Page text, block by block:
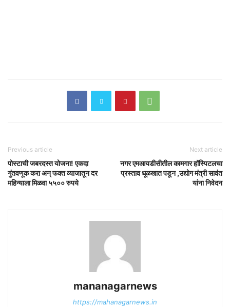
Previous article
पोस्टाची जबरदस्त योजना! एकदा
गुंतवणूक करा अन् फक्त व्याजातून दर
महिन्याला मिळवा ५५०० रुपये
Next article
नगर एमआयडीसीतील कामगार हॉस्पिटलचा
प्रस्ताव धूळखात पडून ,उद्योग मंत्री सावंत
यांना निवेदन
mananagarnews
https://mahanagarnews.in